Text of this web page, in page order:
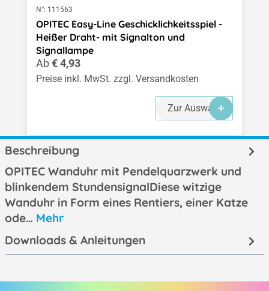
N°: 111563
OPITEC Easy-Line Geschicklichkeitsspiel -
Heißer Draht- mit Signalton und
Signallampe
Regulärer Preis:
Ab€ 4,93
Preise inkl. MwSt. zzgl. Versandkosten
Zur Auswahl
Beschreibung
OPITEC Wanduhr mit Pendelquarzwerk und
blinkendem StundensignalDiese witzige
Wanduhr in Form eines Rentiers, einer Katze
ode… Mehr
Downloads & Anleitungen